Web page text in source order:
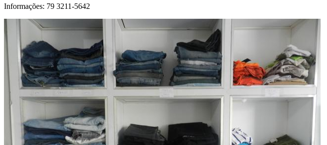
Informações: 79 3211-5642